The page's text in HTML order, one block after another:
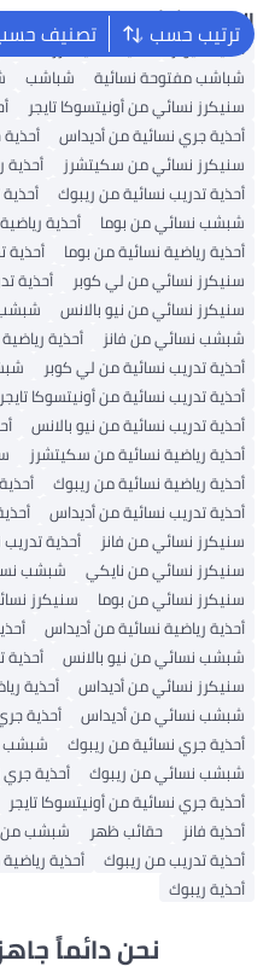
ترتيب حسب تصنيف البحث الشائع
أحذية ميولز أحذية سكيتشرز للنساء
شباشب مفتوحة نسائية
شباشب
سنيكرز نسائي من أونيتسوكا تايجر
أحذية جري نسائية من أديداس
سنيكرز نسائي من سكيتشرز
أحذية
أحذية تدريب نسائية من ريبوك
شبشب نسائي من بوما
أحذية
أحذية رياضية نسائية من بوما
أحذية
سنيكرز نسائي من لي كوبر
أحذية
سنيكرز نسائي من نيو بالانس
شبشب نسائي من فانز
أحذية
أحذية تدريب نسائية من لي كوبر
أحذية تدريب نسائية من أونيتسوكا تايجر
أحذية تدريب نسائية من نيو بالانس
أحذية رياضية نسائية من سكيتشرز
أحذية رياضية نسائية من ريبوك
أحذية تدريب نسائية من أديداس
سنيكرز نسائي من فانز
أحذية
سنيكرز نسائي من نايكي
شبشب
سنيكرز نسائي من بوما
سنيكرز
أحذية رياضية نسائية من أديداس
شبشب نسائي من نيو بالانس
أحذية
سنيكرز نسائي من أديداس
أحذية
شبشب نسائي من أديداس
أحذية
أحذية جري نسائية من ريبوك
شبشب
شبشب نسائي من ريبوك
أحذية
أحذية جري نسائية من أونيتسوكا تايجر
أحذية فانز
حقائب ظهر شبشب من
أحذية تدريب من ريبوك
أحذية
أحذية ريبوك
نحن دائماً